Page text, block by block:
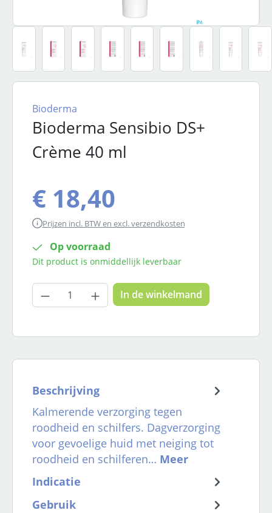
Bioderma Sensibio DS+
Crème 40 ml
Bioderma
€ 18,40
Prijzen incl. BTW en excl. verzendkosten
Op voorraad
Dit product is onmiddellijk leverbaar
Producthoeveelheid: Voer de
In de winkelmand
Beschrijving
Kalmerende verzorging tegen
roodheid en schilfers. Dagverzorging
voor gevoelige huid met neiging tot
roodheid en schilferen… Meer
Indicatie
Gebruik